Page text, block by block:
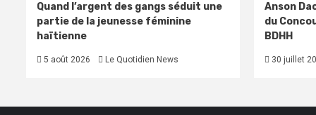
Quand l’argent des gangs séduit une
partie de la jeunesse féminine
haïtienne
5 août 2026 Le Quotidien News
Anson
du
BDHH
30 juillet